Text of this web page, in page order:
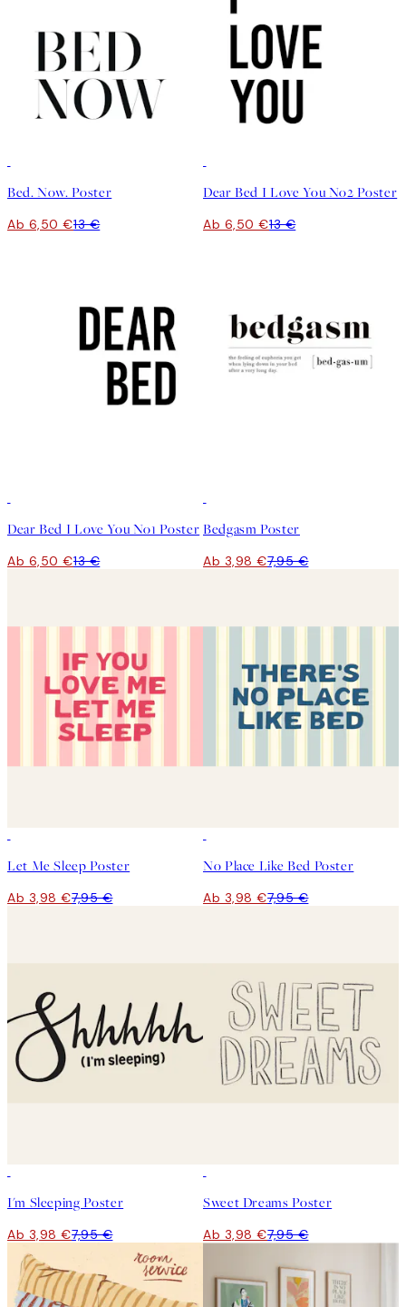
Bed. Now. Poster
Ab 6,50 €13 €
Dear Bed I Love You No2 Poster
Ab 6,50 €13 €
Dear Bed I Love You No1 Poster
Ab 6,50 €13 €
Bedgasm Poster
Ab 3,98 €7,95 €
Let Me Sleep Poster
Ab 3,98 €7,95 €
No Place Like Bed Poster
Ab 3,98 €7,95 €
I'm Sleeping Poster
Ab 3,98 €7,95 €
Sweet Dreams Poster
Ab 3,98 €7,95 €